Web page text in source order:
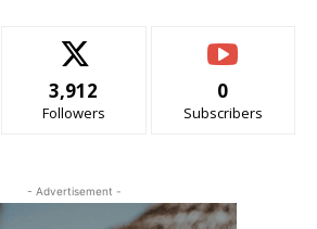
3,912
Followers
0
Subscribers
- Advertisement -